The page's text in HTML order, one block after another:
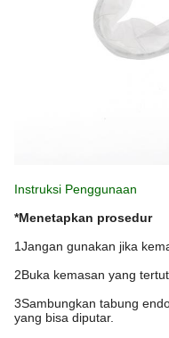
Instruksi Penggunaan
*Menetapkan prosedur
1Jangan gunakan jika
2Buka kemasan yang
3Sambungkan tabung
yang bisa diputar.